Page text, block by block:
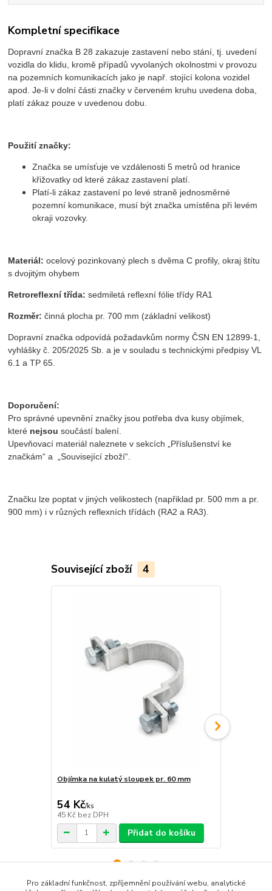
Kompletní specifikace
Dopravní značka B 28 zakazuje zastavení nebo stání, tj. uvedení
vozidla do klidu, kromě případů vyvolaných okolnostmi v provozu
na pozemních komunikacích jako je např. stojící kolona vozidel
apod. Je-li v dolní části značky v červeném kruhu uvedena doba,
platí zákaz pouze v uvedenou dobu.
Použití značky:
Značka se umísťuje ve vzdálenosti 5 metrů od hranice
křižovatky od které zákaz zastavení platí.
Platí-li zákaz zastavení po levé straně jednosměrné
pozemní komunikace, musí být značka umístěna při levém
okraji vozovky.
Materiál: ocelový pozinkovaný plech s dvěma C profily, okraj štítu
s dvojitým ohybem
Retroreflexní třída: sedmiletá reflexní fólie třídy RA1
Rozměr: činná plocha pr. 700 mm (základní velikost)
Dopravní značka odpovídá požadavkům normy ČSN EN 12899-1,
vyhlášky č. 205/2025 Sb. a je v souladu s technickými předpisy VL
6.1 a TP 65.
Doporučení:
Pro správné upevnění značky jsou potřeba dva kusy objímek,
které nejsou součástí balení.
Upevňovací materiál naleznete v sekcích „Příslušenství ke
značkám“ a „Související zboží“.
Značku lze poptat v jiných velikostech (napřiklad pr. 500 mm a pr.
900 mm) i v různých reflexních třídách (RA2 a RA3).
Související zboží 4
Objímka na kulatý sloupek pr. 60 mm
54 Kč/ks
45 Kč bez DPH
Přidat do košíku
Pro základní funkčnost, zpříjemnění používání webu, analytické